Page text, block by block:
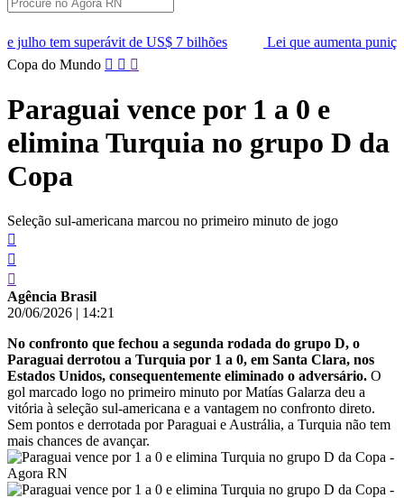
US$ 7 bilhões
Lei que aumenta punição a crimes digitais
Pular
para
conteúdo
Copa do Mundo
Paraguai vence por 1 a 0 e
elimina Turquia no grupo D da
Copa
Seleção sul-americana marcou no primeiro minuto de jogo
Agência Brasil
20/06/2026 | 14:21
No confronto que fechou a segunda rodada do grupo D, o
Paraguai derrotou a Turquia por 1 a 0, em Santa Clara, nos
Estados Unidos, consequentemente eliminado o adversário. O
gol marcado logo no primeiro minuto por Matías Galarza deu a
vitória à seleção sul-americana e a vantagem no confronto direto.
Sem pontos e derrotada por Paraguai e Austrália, a Turquia não tem
mais chances de avançar.